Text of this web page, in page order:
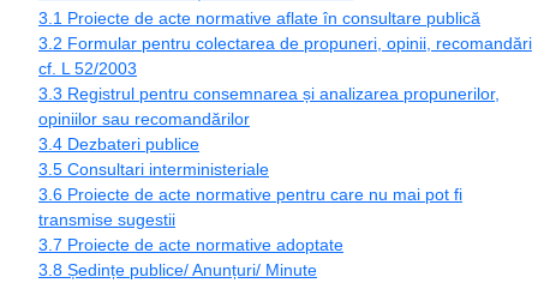
3.1 Proiecte de acte normative aflate în consultare publică
3.2 Formular pentru colectarea de propuneri, opinii, recomandări
cf. L 52/2003
3.3 Registrul pentru consemnarea și analizarea propunerilor,
opiniilor sau recomandărilor
3.4 Dezbateri publice
3.5 Consultari interministeriale
3.6 Proiecte de acte normative pentru care nu mai pot fi
transmise sugestii
3.7 Proiecte de acte normative adoptate
3.8 Ședințe publice/ Anunțuri/ Minute